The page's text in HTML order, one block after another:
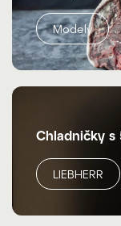
Modely
Chladničky s
LIEBHERR